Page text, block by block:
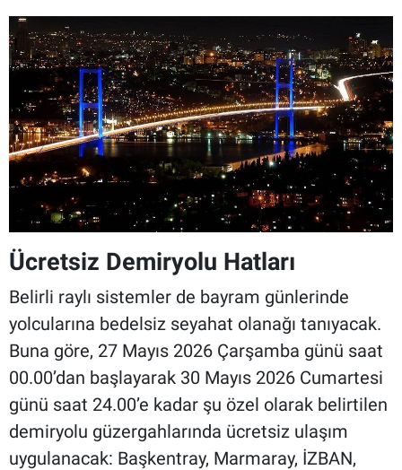
Ücretsiz Demiryolu Hatları
Belirli raylı sistemler de bayram günlerinde
yolcularına bedelsiz seyahat olanağı tanıyacak.
Buna göre, 27 Mayıs 2026 Çarşamba günü saat
00.00’dan başlayarak 30 Mayıs 2026 Cumartesi
günü saat 24.00’e kadar şu özel olarak belirtilen
demiryolu güzergahlarında ücretsiz ulaşım
uygulanacak: Başkentray, Marmaray, İZBAN,